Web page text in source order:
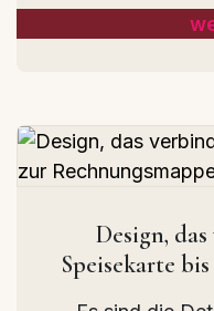
Design,
Speisekarte